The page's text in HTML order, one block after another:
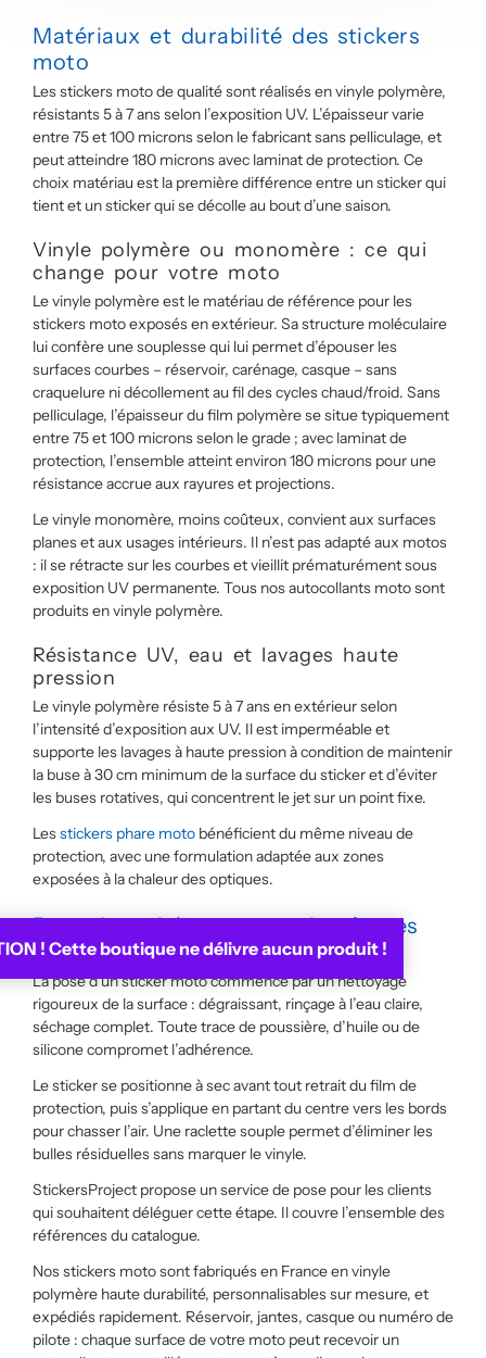
! Cette boutique ne délivre aucun produit !
Matériaux et durabilité des stickers
moto
Les stickers moto de qualité sont réalisés en vinyle polymère,
résistants 5 à 7 ans selon l’exposition UV. L’épaisseur varie
entre 75 et 100 microns selon le fabricant sans pelliculage, et
peut atteindre 180 microns avec laminat de protection. Ce
choix matériau est la première différence entre un sticker qui
tient et un sticker qui se décolle au bout d’une saison.
Vinyle polymère ou monomère : ce qui
change pour votre moto
Le vinyle polymère est le matériau de référence pour les
stickers moto exposés en extérieur. Sa structure moléculaire
lui confère une souplesse qui lui permet d’épouser les
surfaces courbes – réservoir, carénage, casque – sans
craquelure ni décollement au fil des cycles chaud/froid. Sans
pelliculage, l’épaisseur du film polymère se situe typiquement
entre 75 et 100 microns selon le grade ; avec laminat de
protection, l’ensemble atteint environ 180 microns pour une
résistance accrue aux rayures et projections.
Le vinyle monomère, moins coûteux, convient aux surfaces
planes et aux usages intérieurs. Il n’est pas adapté aux motos
: il se rétracte sur les courbes et vieillit prématurément sous
exposition UV permanente. Tous nos autocollants moto sont
produits en vinyle polymère.
Résistance UV, eau et lavages haute
pression
Le vinyle polymère résiste 5 à 7 ans en extérieur selon
l’intensité d’exposition aux UV. Il est imperméable et
supporte les lavages à haute pression à condition de maintenir
la buse à 30 cm minimum de la surface du sticker et d’éviter
les buses rotatives, qui concentrent le jet sur un point fixe.
Lesstickers phare moto bénéficient du même niveau de
protection, avec une formulation adaptée aux zones
exposées à la chaleur des optiques.
Pose des stickers moto : les étapes
clés
La pose d’un sticker moto commence par un nettoyage
rigoureux de la surface : dégraissant, rinçage à l’eau claire,
séchage complet. Toute trace de poussière, d’huile ou de
silicone compromet l’adhérence.
Le sticker se positionne à sec avant tout retrait du film de
protection, puis s’applique en partant du centre vers les bords
pour chasser l’air. Une raclette souple permet d’éliminer les
bulles résiduelles sans marquer le vinyle.
StickersProject propose un service de pose pour les clients
qui souhaitent déléguer cette étape. Il couvre l’ensemble des
références du catalogue.
Nos stickers moto sont fabriqués en France en vinyle
polymère haute durabilité, personnalisables sur mesure, et
expédiés rapidement. Réservoir, jantes, casque ou numéro de
pilote : chaque surface de votre moto peut recevoir un